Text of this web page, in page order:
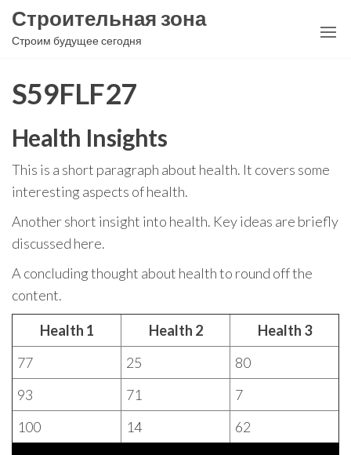
Перейти
Строительная зона
Строим будущее сегодня
S59FLF27
Health Insights
This is a short paragraph about health. It covers some
interesting aspects of health.
Another short insight into health. Key ideas are briefly
discussed here.
A concluding thought about health to round off the
content.
Health 1 Health 2
Health 3
77
25
80
93
71
7
100
14 62